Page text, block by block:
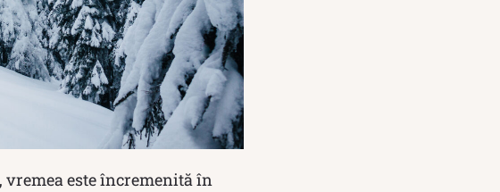
este încremenită în